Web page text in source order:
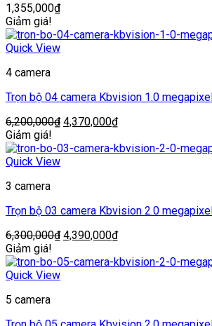
1,355,000₫
Giảm giá!
Quick View
4 camera
Trọn bộ 04 camera Kbvision 1.0
6,200,000₫ Giá
là:
4,370,000₫Giá
tại
Giảm giá!
Quick View
3 camera
Trọn bộ 03 camera Kbvision 2.0
6,300,000₫ Giá
là:
4,390,000₫Giá
tại
Giảm giá!
Quick View
5 camera